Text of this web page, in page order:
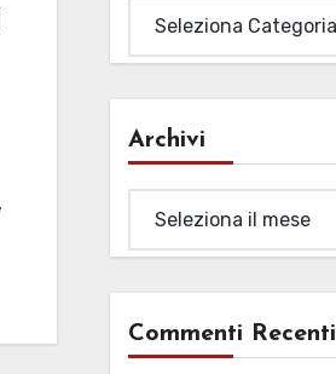
Archivi
Commenti Recenti